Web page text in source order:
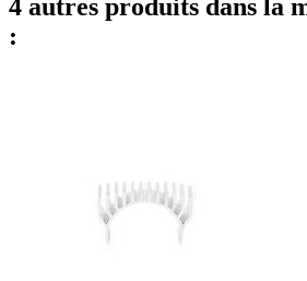
4 autres produits dans la
: